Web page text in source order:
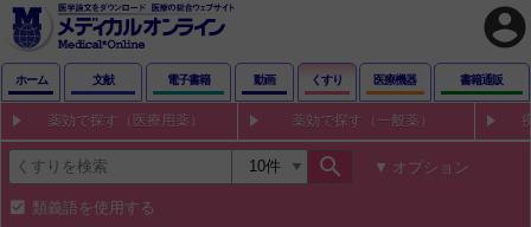
account_circle
ホーム 文献 電子書籍 動画 くすり 医療機器 書籍通販
薬効で探す（医療用薬） 薬効で探す（一般薬）
search オプション
類義語を使用する